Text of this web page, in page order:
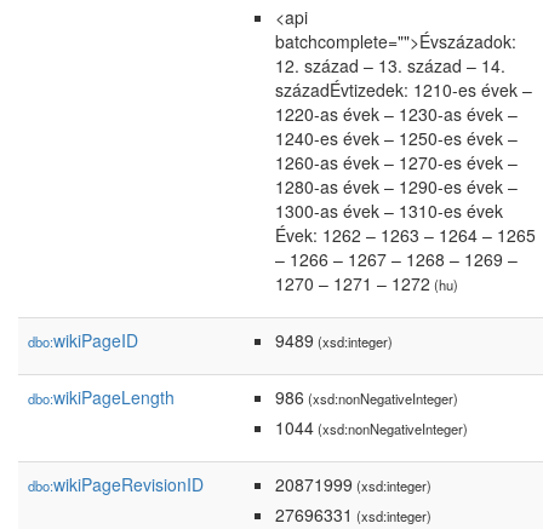
<api
batchcomplete="">Évszázadok:
12. század – 13. század – 14.
századÉvtizedek: 1210-es évek –
1220-as évek – 1230-as évek –
1240-es évek – 1250-es évek –
1260-as évek – 1270-es évek –
1280-as évek – 1290-es évek –
1300-as évek – 1310-es évek
Évek: 1262 – 1263 – 1264 – 1265
– 1266 – 1267 – 1268 – 1269 –
1270 – 1271 – 1272 (hu)
dbo:wikiPageID 9489 (xsd:integer)
dbo:wikiPageLength 986 (xsd:nonNegativeInteger)
1044(xsd:nonNegativeInteger)
dbo:wikiPageRevisionID 20871999 (xsd:integer)
27696331 (xsd:integer)